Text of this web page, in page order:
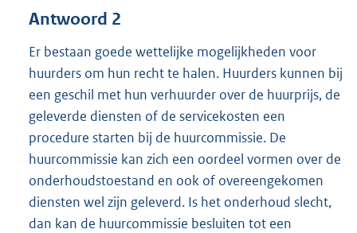
Antwoord 2
Er bestaan goede wettelijke mogelijkheden voor
huurders om hun recht te halen. Huurders kunnen bij
een geschil met hun verhuurder over de huurprijs, de
geleverde diensten of de servicekosten een
procedure starten bij de huurcommissie. De
huurcommissie kan zich een oordeel vormen over de
onderhoudstoestand en ook of overeengekomen
diensten wel zijn geleverd. Is het onderhoud slecht,
dan kan de huurcommissie besluiten tot een